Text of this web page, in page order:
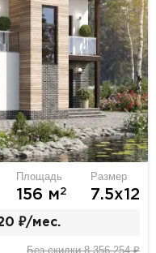
Площадь
156 м2
Размер
7.5х12
₽/мес.
Без скидки 8 356 254 ₽